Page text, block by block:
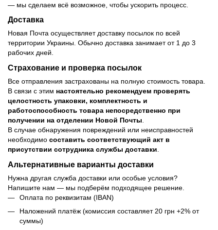
— мы сделаем всё возможное, чтобы ускорить процесс.
Доставка
Новая Почта осуществляет доставку посылок по всей
территории Украины. Обычно доставка занимает от 1 до 3
рабочих дней.
Страхование и проверка посылок
Все отправления застрахованы на полную стоимость товара.
В связи с этим настоятельно рекомендуем проверять
целостность упаковки, комплектность и
работоспособность товара непосредственно при
получении на отделении Новой Почты.
В случае обнаружения повреждений или неисправностей
необходимо составить соответствующий акт в
присутствии сотрудника службы доставки.
Альтернативные варианты доставки
Нужна другая служба доставки или особые условия?
Напишите нам — мы подберём подходящее решение.
Оплата по реквизитам (IBAN)
Наложений платёж (комиссия составляет 20 грн +2% от
суммы)